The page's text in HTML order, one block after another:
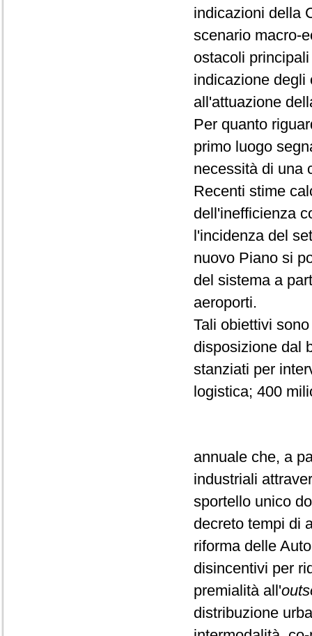
indicazioni della
scenario macro-
ostacoli
indicazione degli
all'attuazione
Per quanto
primo luogo
necessità di una
Recenti stime
dell'inefficienza
l'incidenza del
nuovo Piano si
del sistema a
aeroporti.
Tali obiettivi
disposizione dal
stanziati per
logistica; 400
annuale che, a
industriali
sportello unico
decreto tempi di
riforma delle
disincentivi per
premialità all'
distribuzione